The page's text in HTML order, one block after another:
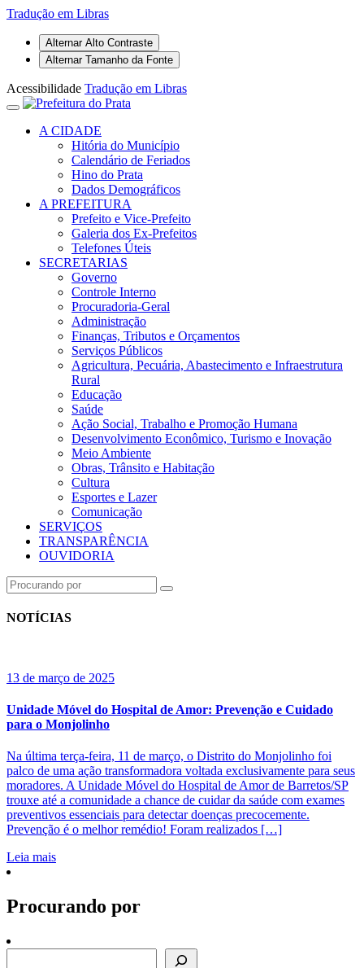
Tradução em Libras
Alternar Alto Contraste
Alternar Tamanho da Fonte
Acessibilidade Tradução em Libras
A CIDADE
Hitória do Município
Calendário de Feriados
Hino do Prata
Dados Demográficos
A PREFEITURA
Prefeito e Vice-Prefeito
Galeria dos Ex-Prefeitos
Telefones Úteis
SECRETARIAS
Governo
Controle Interno
Procuradoria-Geral
Administração
Finanças, Tributos e Orçamentos
Serviços Públicos
Agricultura, Pecuária, Abastecimento e Infraestrutura
Rural
Educação
Saúde
Ação Social, Trabalho e Promoção Humana
Desenvolvimento Econômico, Turismo e Inovação
Meio Ambiente
Obras, Trânsito e Habitação
Cultura
Esportes e Lazer
Comunicação
SERVIÇOS
TRANSPARÊNCIA
OUVIDORIA
NOTÍCIAS
13 de março de 2025
Unidade Móvel do Hospital de Amor: Prevenção e Cuidado
para o Monjolinho
Na última terça-feira, 11 de março, o Distrito do Monjolinho foi
palco de uma ação transformadora voltada exclusivamente para seus
moradores. A Unidade Móvel do Hospital de Amor de Barretos/SP
trouxe até a comunidade a chance de cuidar da saúde com exames
preventivos essenciais para detectar doenças precocemente.
Prevenção é o melhor remédio! Foram realizados […]
Leia mais
Procurando por